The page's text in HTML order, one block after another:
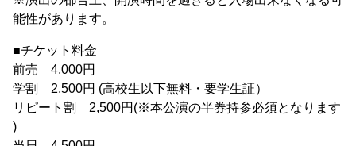
能性があります。
■チケット料金
前売 4,000円
学割 2,500円 (高校生以下無料・要学生証）
リピート割 2,500円(※本公演の半券持参必須となります
)